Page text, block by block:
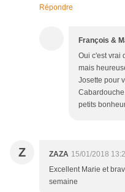
Répondre
François &
Oui c'est vrai
mais
Josette pour
petits
Z ZAZA 15/01/2018
Excellent Marie et
semaine